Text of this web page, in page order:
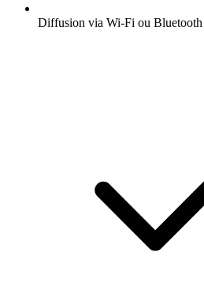
Diffusion via Wi-Fi ou Bluetooth